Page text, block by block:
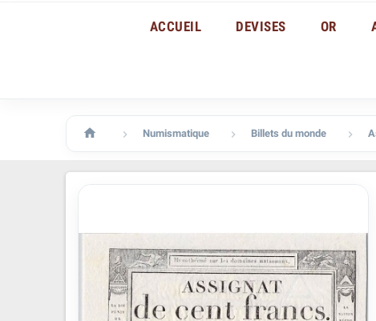
ACCUEIL DEVISES OR
  Numismatique  Billets du monde 